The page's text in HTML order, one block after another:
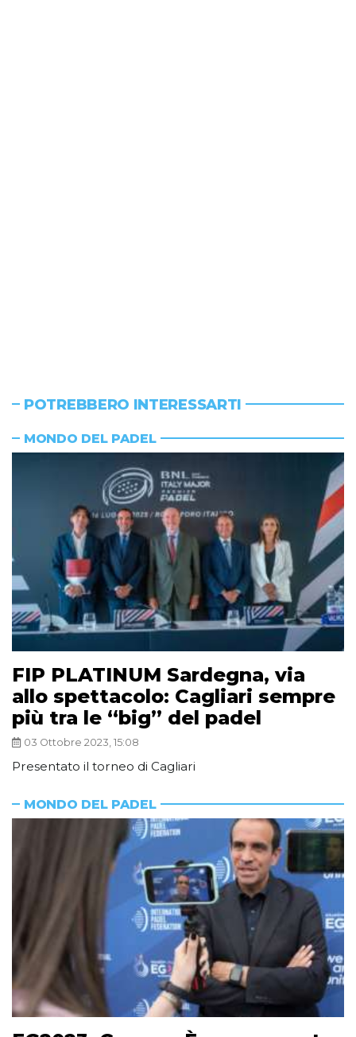
POTREBBERO INTERESSARTI
MONDO DEL PADEL
FIP PLATINUM Sardegna, via
allo spettacolo: Cagliari sempre
più tra le “big” del padel
03 Ottobre 2023, 15:08
Presentato il torneo di Cagliari
MONDO DEL PADEL